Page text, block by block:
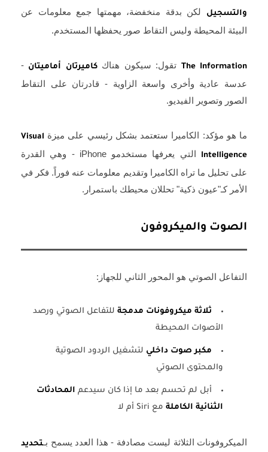
والتسجيل
لكن بدقة منخفضة، مهمتها جمع معلومات عن
البيئة المحيطة وليس التقاط صور يحفظها المستخدم.
The Information تقول: سيكون هناككاميرتان أماميتان -
عدسة عادية وأخرى واسعة الزاوية - قادرتان على التقاط
الصور وتصوير الفيديو.
ما هو مؤكد: الكاميرا ستعتمد بشكل رئيسي على ميزة Visual
Intelligence
التي يعرفها مستخدمو iPhone - وهي القدرة
على تحليل ما تراه الكاميرا وتقديم معلومات عنه فوراً. فكر في
الأمر كـ"عيون ذكية" تحللان محيطك باستمرار.
الصوت والميكروفون
التفاعل الصوتي هو المحور الثاني للجهاز:
ثلاثة ميكروفونات مدمجة للتفاعل الصوتي ورصد
الأصوات المحيطة
مكبر صوت داخلي لتشغيل الردود الصوتية
والمحتوى الصوتي
أبل لم تحسم بعد ما إذا كان سيدعم المحادثات
الثنائية الكاملة مع Siri أم لا
الميكروفونات الثلاثة ليست مصادفة - هذا العدد يسمح بـتحديد